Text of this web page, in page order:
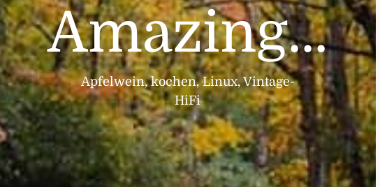
Amazing...
Apfelwein, kochen, Linux, Vintage-
HiFi